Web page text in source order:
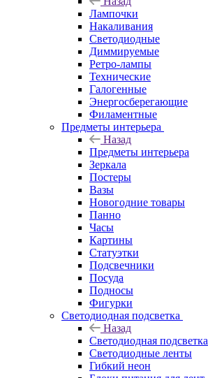
Лампочки
Накаливания
Светодиодные
Диммируемые
Ретро-лампы
Технические
Галогенные
Энергосберегающие
Филаментные
Предметы интерьера
Назад
Предметы интерьера
Зеркала
Постеры
Вазы
Новогодние товары
Панно
Часы
Картины
Статуэтки
Подсвечники
Посуда
Подносы
Фигурки
Светодиодная подсветка
Назад
Светодиодная подсветка
Светодиодные ленты
Гибкий неон